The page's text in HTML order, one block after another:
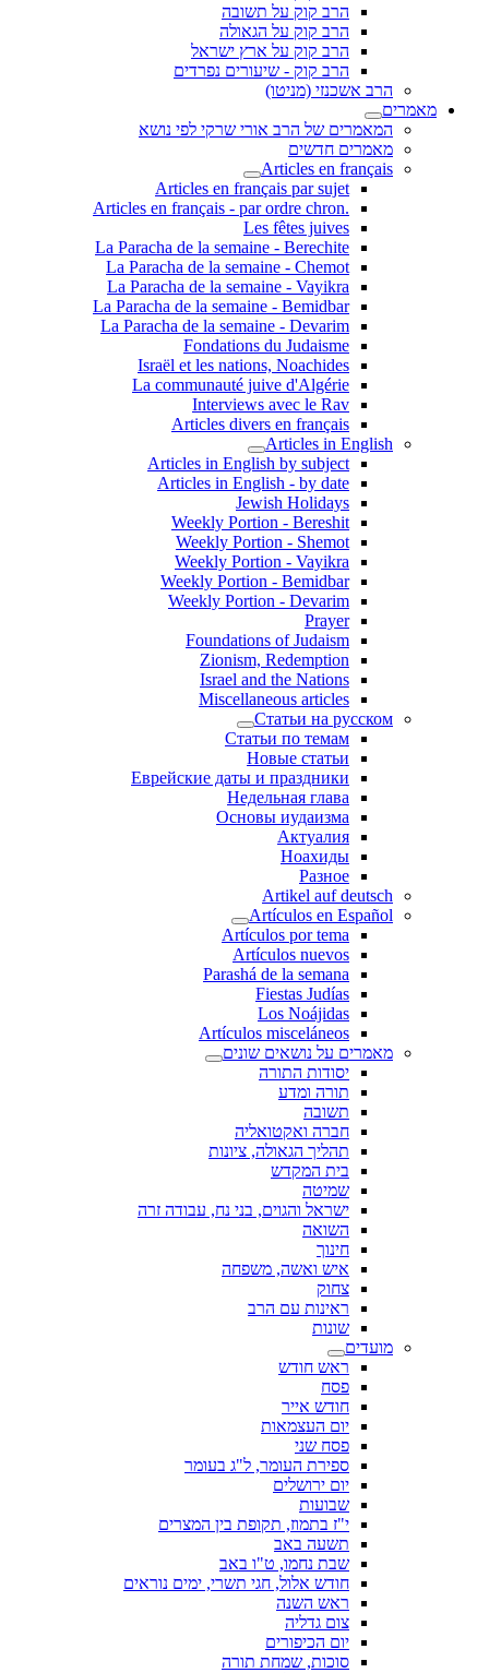
הרב קוק על תשובה
הרב קוק על הגאולה
הרב קוק על ארץ ישראל
הרב קוק - שיעורים נפרדים
הרב אשכנזי (מניטו)
מאמרים
המאמרים של הרב אורי שרקי לפי נושא
מאמרים חדשים
Articles en français
Articles en français par sujet
.Articles en français - par ordre chron
Les fêtes juives
La Paracha de la semaine - Berechite
La Paracha de la semaine - Chemot
La Paracha de la semaine - Vayikra
La Paracha de la semaine - Bemidbar
La Paracha de la semaine - Devarim
Fondations du Judaisme
Israël et les nations, Noachides
La communauté juive d'Algérie
Interviews avec le Rav
Articles divers en français
Articles in English
Articles in English by subject
Articles in English - by date
Jewish Holidays
Weekly Portion - Bereshit
Weekly Portion - Shemot
Weekly Portion - Vayikra
Weekly Portion - Bemidbar
Weekly Portion - Devarim
Prayer
Foundations of Judaism
Zionism, Redemption
Israel and the Nations
Miscellaneous articles
Статьи на русском
Статьи по темам
Новые статьи
Еврейские даты и праздники
Недельная глава
Основы иудаизма
Актуалия
Ноахиды
Разное
Artikel auf deutsch
Artículos en Español
Artículos por tema
Artículos nuevos
Parashá de la semana
Fiestas Judías
Los Noájidas
Artículos misceláneos
מאמרים על נושאים שונים
יסודות התורה
תורה ומדע
תשובה
חברה ואקטואליה
תהליך הגאולה, ציונות
בית המקדש
שמיטה
ישראל והגוים, בני נח, עבודה זרה
השואה
חינוך
איש ואשה, משפחה
צחוק
ראינות עם הרב
שונות
מועדים
ראש חודש
פסח
חודש אייר
יום העצמאות
פסח שני
ספירת העומר, ל"ג בעומר
יום ירושלים
שבועות
י"ז בתמוז, תקופת בין המצרים
תשעה באב
שבת נחמו, ט"ו באב
חודש אלול, חגי תשרי, ימים נוראים
ראש השנה
צום גדליה
יום הכיפורים
סוכות, שמחת תורה